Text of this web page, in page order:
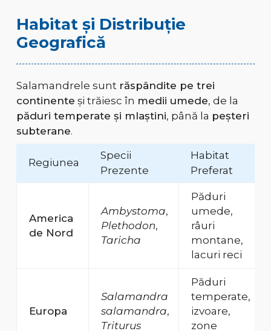
Habitat și Distribuție
Geografică
Salamandrele sunt răspândite pe trei
continente și trăiesc în medii umede, de la
păduri temperate și mlaștini, până la peșteri
subterane.
Regiunea
Specii
Prezente
Habitat
Preferat
America
de Nord
Ambystoma,
Plethodon,
Taricha
Păduri
umede,
râuri
montane,
lacuri reci
Europa
Salamandra
salamandra,
Triturus
Păduri
temperate,
izvoare,
zone